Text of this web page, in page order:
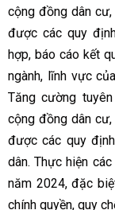
cộng đồng dân
được các quy
hợp, báo cáo kết
ngành, lĩnh vực
Tăng cường
cộng đồng dân
được các quy
dân. Thực hiện
năm 2024, đặc
chính quyền, quy